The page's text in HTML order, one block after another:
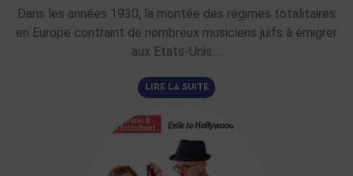
Dans les années 1930, la montée des régimes totalitaires
en Europe contraint de nombreux musiciens juifs à émigrer
aux Etats-Unis.…
LIRE LA SUITE